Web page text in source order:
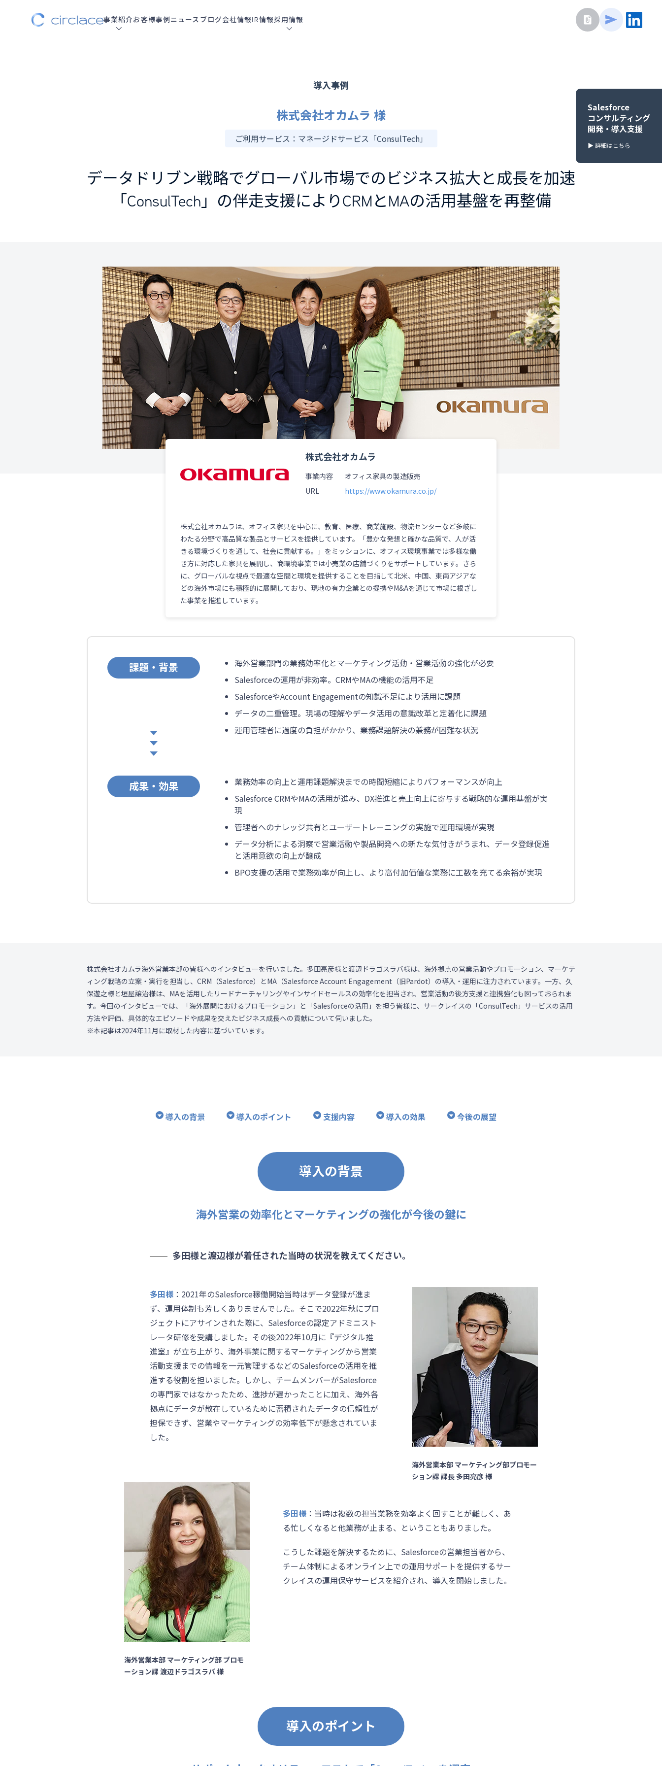
事業紹介お客様事例ニュース ブログ会社情報IR情報採用情報
導入事例
株式会社オカムラ 様
ご利用サービス：マネージドサービス「ConsulTech」
データドリブン戦略でグローバル市場でのビジネス拡大と成長を加速
「ConsulTech」の伴走支援によりCRMとMAの活用基盤を再整備
株式会社オカムラ
事業内容
オフィス家具の製造販売
URL
https://www.okamura.co.jp/
株式会社オカムラは、オフィス家具を中心に、教育、医療、商業施設、物流センターなど多岐に
わたる分野で高品質な製品とサービスを提供しています。「豊かな発想と確かな品質で、人が活
きる環境づくりを通して、社会に貢献する。」をミッションに、オフィス環境事業では多様な働
き方に対応した家具を展開し、商環境事業では小売業の店舗づくりをサポートしています。さら
に、グローバルな視点で最適な空間と環境を提供することを目指して北米、中国、東南アジアな
どの海外市場にも積極的に展開しており、現地の有力企業との提携やM&Aを通じて市場に根ざし
た事業を推進しています。
課題・背景
海外営業部門の業務効率化とマーケティング活動・営業活動の強化が必要
Salesforceの運用が非効率。CRMやMAの機能の活用不足
SalesforceやAccount Engagementの知識不足により活用に課題
データの二重管理。現場の理解やデータ活用の意識改革と定着化に課題
運用管理者に過度の負担がかかり、業務課題解決の兼務が困難な状況
成果・効果
業務効率の向上と運用課題解決までの時間短縮によりパフォーマンスが向上
Salesforce CRMやMAの活用が進み、DX推進と売上向上に寄与する戦略的な運用基盤が実
現
管理者へのナレッジ共有とユーザートレーニングの実施で運用環境が実現
データ分析による洞察で営業活動や製品開発への新たな気付きがうまれ、データ登録促進
と活用意欲の向上が醸成
BPO支援の活用で業務効率が向上し、より高付加価値な業務に工数を充てる余裕が実現
株式会社オカムラ海外営業本部の皆様へのインタビューを行いました。多田亮彦様と渡辺ドラゴスラバ様は、海外拠点の営業活動やプロモーション、マーケテ
ィング戦略の立案・実行を担当し、CRM（Salesforce）とMA（Salesforce Account Engagement（旧Pardot）の導入・運用に注力されています。一方、久
保遊之様と垣屋譲治様は、MAを活用したリードナーチャリングやインサイドセールスの効率化を担当され、営業活動の後方支援と連携強化も図っておられま
す。今回のインタビューでは、「海外展開におけるプロモーション」と「Salesforceの活用」を担う皆様に、サークレイスの「ConsulTech」サービスの活用
方法や評価、具体的なエピソードや成果を交えたビジネス成長への貢献について伺いました。
※本記事は2024年11月に取材した内容に基づいています。
導入の背景 導入のポイント 支援内容 導入の効果 今後の展望
導入の背景
海外営業の効率化とマーケティングの強化が今後の鍵に
多田様と渡辺様が着任された当時の状況を教えてください。
海外営業本部 マーケティング部プロモー
ション課 課長 多田亮彦 様
多田様 ：2021年のSalesforce稼働開始当時はデータ登録が進ま
ず、運用体制も芳しくありませんでした。そこで2022年秋にプロ
ジェクトにアサインされた際に、Salesforceの認定アドミニスト
レータ研修を受講しました。その後2022年10月に『デジタル推
進室』が立ち上がり、海外事業に関するマーケティングから営業
活動支援までの情報を一元管理するなどのSalesforceの活用を推
進する役割を担いました。しかし、チームメンバーがSalesforce
の専門家ではなかったため、進捗が遅かったことに加え、海外各
拠点にデータが散在しているために蓄積されたデータの信頼性が
担保できず、営業やマーケティングの効率低下が懸念されていま
した。
海外営業本部 マーケティング部 プロモ
ーション課 渡辺ドラゴスラバ 様
多田様 ：当時は複数の担当業務を効率よく回すことが難しく、あ
る忙しくなると他業務が止まる、ということもありました。
こうした課題を解決するために、Salesforceの営業担当者から、
チーム体制によるオンライン上での運用サポートを提供するサー
クレイスの運用保守サービスを紹介され、導入を開始しました。
導入のポイント
Salesforce
コンサルティング
開発・導入支援
▶ 詳細はこちら